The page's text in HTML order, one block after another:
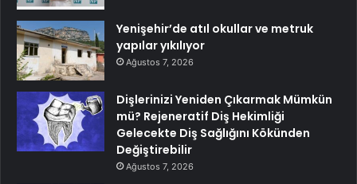
Yenişehir’de atıl okullar ve metruk
yapılar yıkılıyor
Ağustos 7, 2026
Dişlerinizi Yeniden Çıkarmak Mümkün
mü? Rejeneratif Diş Hekimliği
Gelecekte Diş Sağlığını Kökünden
Değiştirebilir
Ağustos 7, 2026